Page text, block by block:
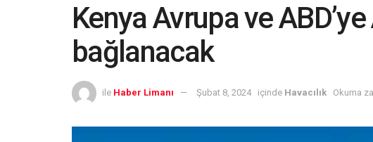
Kenya Avrupa ve
bağlanacak
ile Haber Limanı Şubat 8, 2024 içinde Havacılık Okuma